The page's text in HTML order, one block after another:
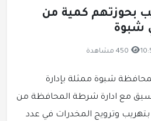
بحوزتهم كمية من
شبوة
450 مشاهدة
شبوة ممثلة بإدارة
مع ادارة شرطة المحافظة من
وترويج المخدرات في عدد